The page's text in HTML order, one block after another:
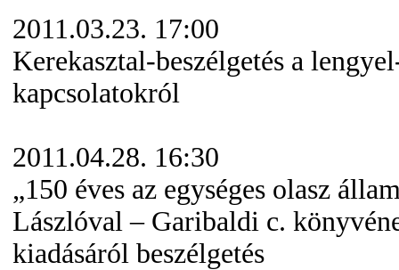
2011.03.23. 17:00
Kerekasztal-beszélgetés a
kapcsolatokról
2011.04.28. 16:30
„150 éves az egységes olasz
Lászlóval – Garibaldi c.
kiadásáról beszélgetés